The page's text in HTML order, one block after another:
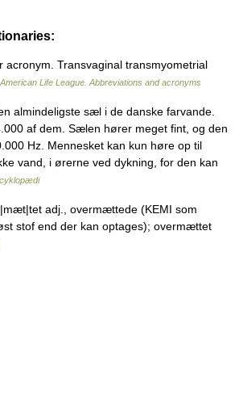
Transvaginal transmyometrial
American Life League. Abbreviations and acronyms
almindeligste sæl i de danske farvande.
af dem. Sælen hører meget fint, og den
Hz. Mennesket kan kun høre op til
vand, i ørerne ved dykning, for den kan
adj., overmættede (KEMI som
stof end der kan optages); overmættet